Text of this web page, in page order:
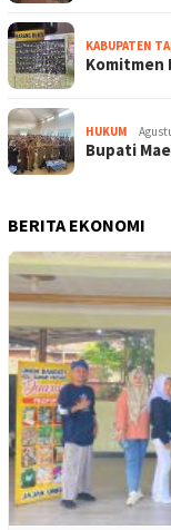
KABUPATEN
Komitmen
HUKUM
Bupati
BERITA EKONOMI